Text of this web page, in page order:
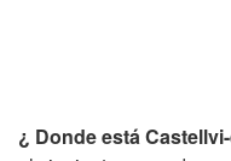
¿ Donde está